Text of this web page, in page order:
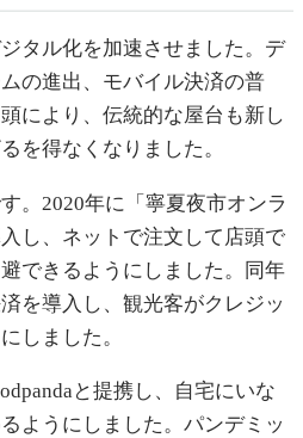
タル化を加速させました。デ
の進出、モバイル決済の普
により、伝統的な屋台も新し
を得なくなりました。
。2020年に「寧夏夜市オンラ
し、ネットで注文して店頭で
できるようにしました。同年
を導入し、観光客がクレジッ
しました。
と提携し、自宅にいな
ようにしました。パンデミッ